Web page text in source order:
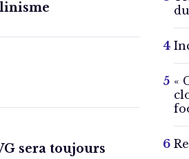
sera toujours
«